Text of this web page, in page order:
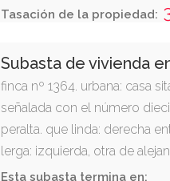
Tasación de la propiedad:
Subasta de vivienda
finca nº 1364. urbana: casa
señalada con el número
peralta. que linda: derecha
lerga: izquierda, otra de
otra de cirila irigaray. consta
Esta subasta termina en: